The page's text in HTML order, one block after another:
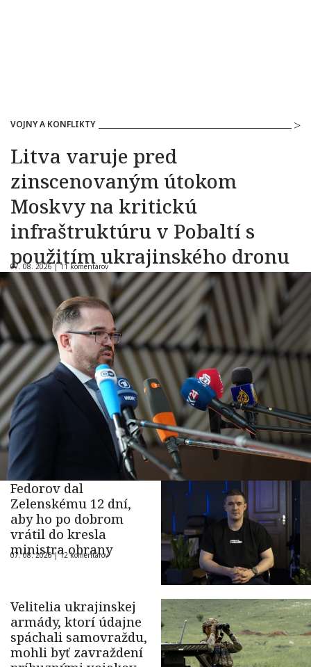
VOJNY A KONFLIKTY
Litva varuje pred
zinscenovaným útokom
Moskvy na kritickú
infraštruktúru v Pobaltí s
použitím ukrajinského dronu
07. 08. 2026 |11 komentárov
Fedorov dal
Zelenskému 12 dní,
aby ho po dobrom
vrátil do kresla
ministra obrany
07. 08. 2026 |12 komentárov
Velitelia ukrajinskej
armády, ktorí údajne
spáchali samovraždu,
mohli byť zavraždení